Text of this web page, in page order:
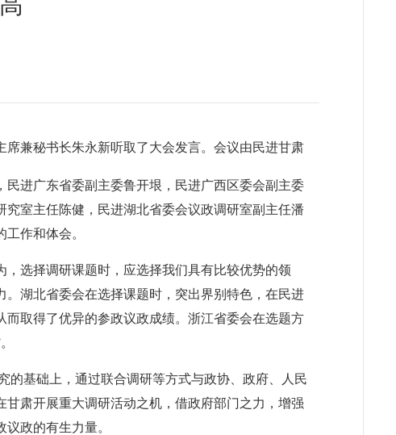
兼秘书长朱永新听取了大会发言。会议由民进甘肃
进广东省委副主委鲁开垠，民进广西区委会副主委
室主任陈健，民进湖北省委会议政调研室副主任潘
作和体会。
选择调研课题时，应选择我们具有比较优势的领
湖北省委会在选择课题时，突出界别特色，在民进
取得了优异的参政议政成绩。浙江省委会在选题方
的基础上，通过联合调研等方式与政协、政府、人民
肃开展重大调研活动之机，借政府部门之力，增强
政的有生力量。